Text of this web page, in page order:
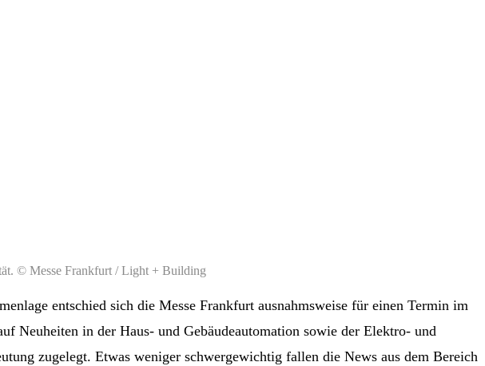
© Messe Frankfurt / Light + Building
entschied sich die Messe Frankfurt ausnahmsweise für einen Termin im
Neuheiten in der Haus- und Gebäudeautomation sowie der Elektro- und
zugelegt. Etwas weniger schwergewichtig fallen die News aus dem Bereich